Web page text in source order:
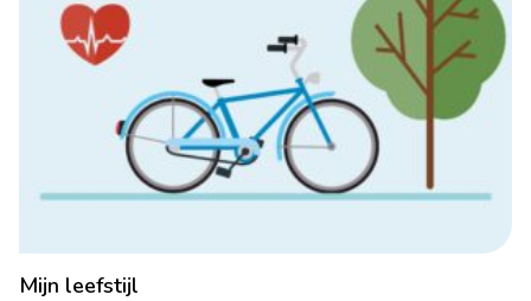
Mijn leefstijl